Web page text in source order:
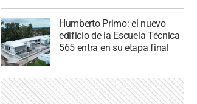
Humberto Primo: el nuevo
edificio de la Escuela Técnica
565 entra en su etapa final